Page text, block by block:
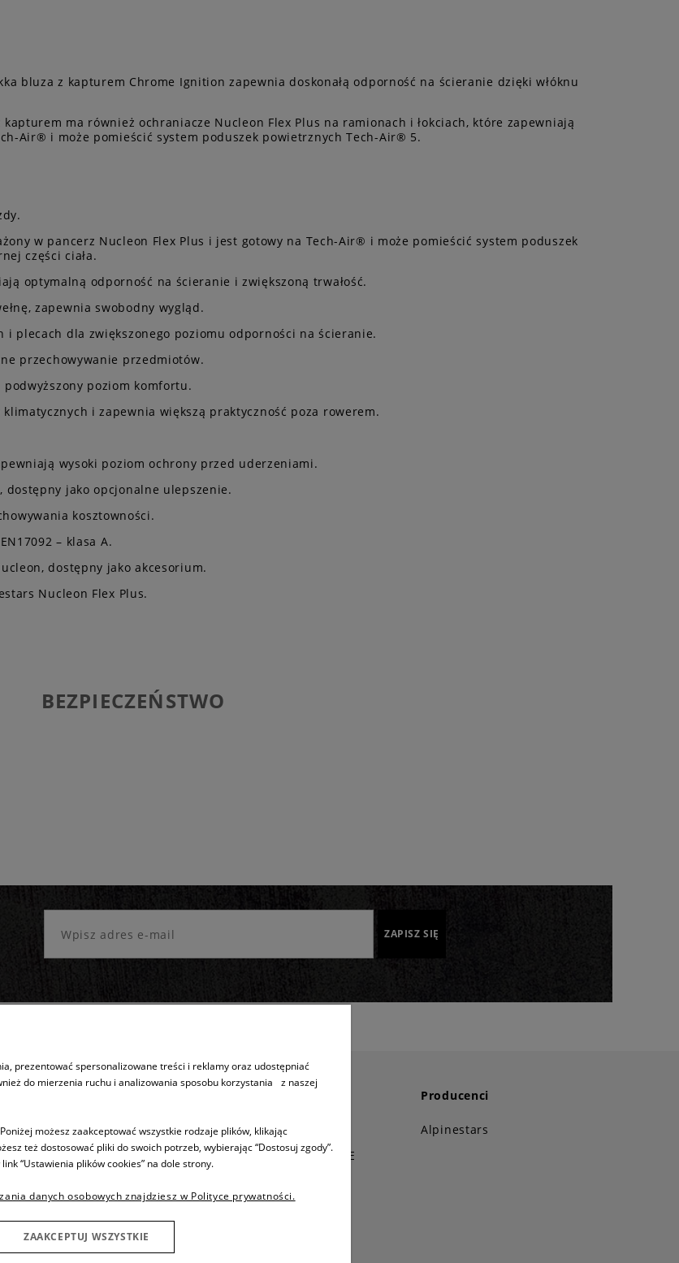
bluza z kapturem Chrome Ignition zapewnia doskonałą odporność na ścieranie dzięki włóknu
ma również ochraniacze Nucleon Flex Plus na ramionach i łokciach, które zapewniają
Air® i może pomieścić system poduszek powietrznych Tech-Air® 5.
w pancerz Nucleon Flex Plus i jest gotowy na Tech-Air® i może pomieścić system poduszek
części ciała.
optymalną odporność na ścieranie i zwiększoną trwałość.
zapewnia swobodny wygląd.
i plecach dla zwiększonego poziomu odporności na ścieranie.
przechowywanie przedmiotów.
poziom komfortu.
i zapewnia większą praktyczność poza rowerem.
wysoki poziom ochrony przed uderzeniami.
dostępny jako opcjonalne ulepszenie.
kosztowności.
– klasa A.
dostępny jako akcesorium.
Nucleon Flex Plus.
BEZPIECZEŃSTWO
ZAPISZ SIĘ
Dostępność produktów
Wysyłka
Płatności
Zwroty i reklamacje
5 lat gwarancji!
Program ASSISTANCE
Producenci
Alpinestars
prezentować spersonalizowane treści i reklamy oraz udostępniać
do mierzenia ruchu i analizowania sposobu korzystania z naszej
możesz zaakceptować wszystkie rodzaje plików, klikając
też dostosować pliki do swoich potrzeb, wybierając “Dostosuj zgody”.
“Ustawienia plików cookies” na dole strony.
danych osobowych znajdziesz w Polityce prywatności.
ZAAKCEPTUJ WSZYSTKIE